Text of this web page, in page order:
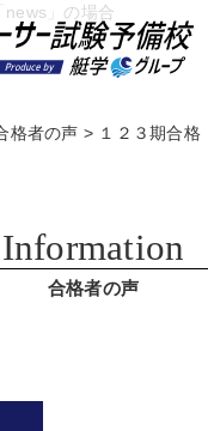
news」の場合
格者の声 > １２３期合
Information
合格者の声